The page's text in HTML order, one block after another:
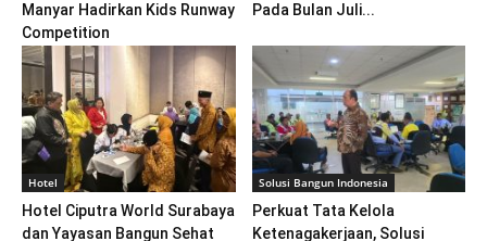
Manyar Hadirkan Kids Runway
Competition
Pada Bulan Juli...
Hotel
Hotel Ciputra World Surabaya
dan Yayasan Bangun Sehat
Solusi Bangun Indonesia
Perkuat Tata Kelola
Ketenagakerjaan, Solusi